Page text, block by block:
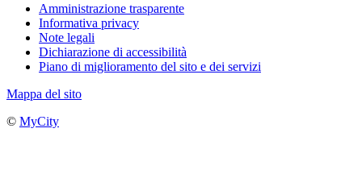
Amministrazione trasparente
Informativa privacy
Note legali
Dichiarazione di accessibilità
Piano di miglioramento del sito e dei servizi
Mappa del sito
© MyCity